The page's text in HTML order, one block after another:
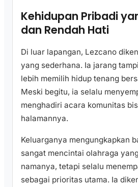
Kehidupan Pribadi
dan Rendah Hati
Di luar lapangan, Lezcano
yang sederhana. Ia jarang
lebih memilih hidup tenang
Meski begitu, ia selalu
menghadiri acara komunitas
halamannya.
Keluarganya mengungkapkan
sangat mencintai olahraga
namanya, tetapi selalu
sebagai prioritas utama. Ia